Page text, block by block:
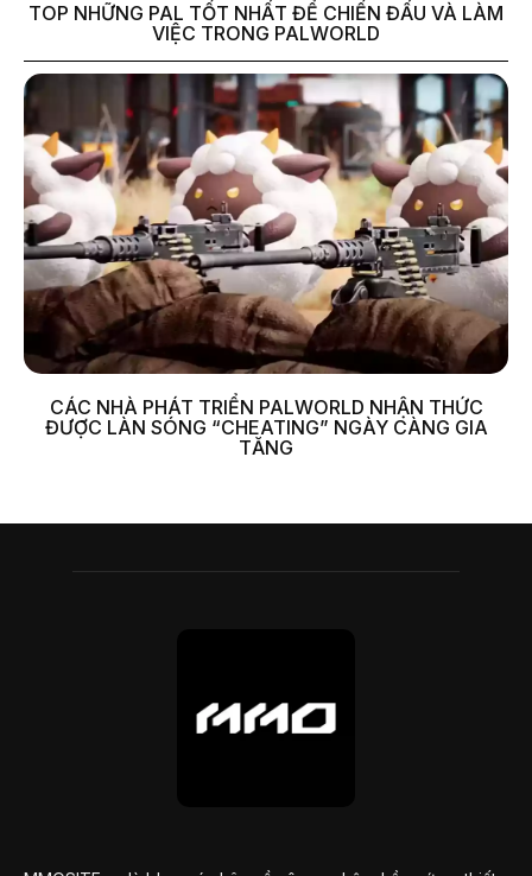
TOP NHỮNG PAL TỐT NHẤT ĐỂ CHIẾN ĐẤU VÀ LÀM
VIỆC TRONG PALWORLD
CÁC NHÀ PHÁT TRIỂN PALWORLD NHẬN THỨC
ĐƯỢC LÀN SÓNG “CHEATING” NGÀY CÀNG GIA
TĂNG